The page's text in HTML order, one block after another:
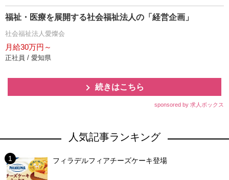
福祉・医療を展開する社会福祉法人の「経営企画」
社会福祉法人愛燦会
月給30万円～
正社員 / 愛知県
続きはこちら
sponsored by 求人ボックス
人気記事ランキング
フィラデルフィアチーズケーキ登場